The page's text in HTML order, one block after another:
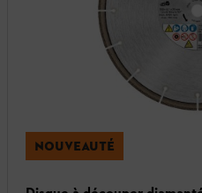
NOUVEAUTÉ